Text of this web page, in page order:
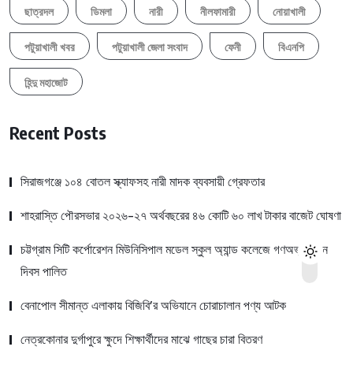
ছাত্রদল ডিমলা নারী নীলফামারী নোয়াখালী
পটুয়াখালী খবর পটুয়াখালী জেলা সংবাদ ফেনী বিএনপি
হিন্দু মহাজোট
Recent Posts
সিরাজগঞ্জে ১০৪ বোতল স্ক্যাফসহ নারী মাদক ব্যবসায়ী গ্রেফতার
শাহরাস্তি পৌরসভার ২০২৬-২৭ অর্থবছরের ৪৬ কোটি ৬০ লাখ টাকার বাজেট ঘোষণা
চট্টগ্রাম সিটি কর্পোরেশন মিউনিসিপাল মডেল স্কুল অ্যান্ড কলেজে গণঅভ্যুত্থান
দিবস পালিত
বেনাপোল সীমান্ত এলাকায় বিজিবি’র অভিযানে চোরাচালান পণ্য আটক
নেত্রকোনার দুর্গাপুরে ক্ষুদে শিক্ষার্থীদের মাঝে গাছের চারা বিতরণ